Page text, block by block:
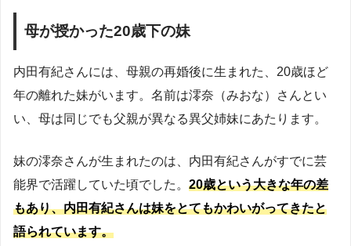
母が授かった20歳下の妹
内田有紀さんには、母親の再婚後に生まれた、20歳ほど
年の離れた妹がいます。名前は澪奈（みおな）さんとい
い、母は同じでも父親が異なる異父姉妹にあたります。
妹の澪奈さんが生まれたのは、内田有紀さんがすでに芸
能界で活躍していた頃でした。 20歳という大きな年の差
もあり、内田有紀さんは妹をとてもかわいがってきたと
語られています。